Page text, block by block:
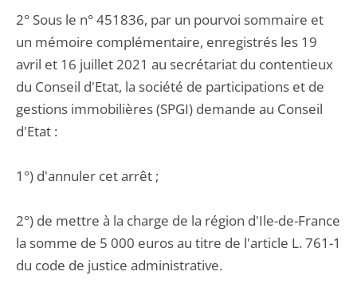
2° Sous le n° 451836, par un pourvoi sommaire et
un mémoire complémentaire, enregistrés les 19
avril et 16 juillet 2021 au secrétariat du contentieux
du Conseil d'Etat, la société de participations et de
gestions immobilières (SPGI) demande au Conseil
d'Etat :
1°) d'annuler cet arrêt ;
2°) de mettre à la charge de la région d'Ile-de-France
la somme de 5 000 euros au titre de l'article L. 761-1
du code de justice administrative.